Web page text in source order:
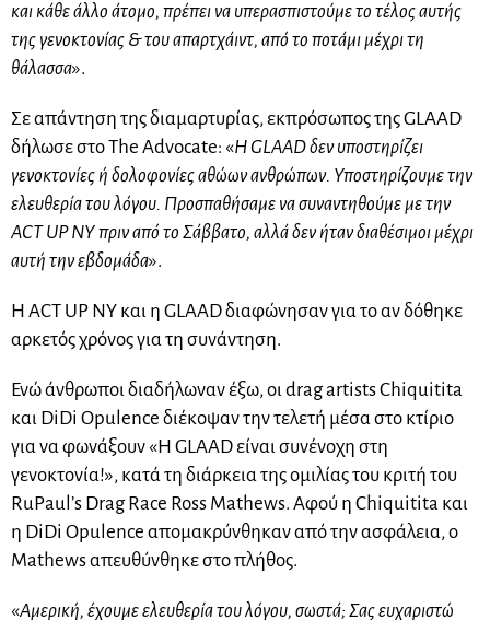
και κάθε άλλο άτομο, πρέπει να υπερασπιστούμε το τέλος αυτής
της γενοκτονίας & του απαρτχάιντ, από το ποτάμι μέχρι τη
θάλασσα».
Σε απάντηση της διαμαρτυρίας, εκπρόσωπος της GLAAD
δήλωσε στο The Advocate: «Η GLAAD δεν υποστηρίζει
γενοκτονίες ή δολοφονίες αθώων ανθρώπων. Υποστηρίζουμε την
ελευθερία του λόγου. Προσπαθήσαμε να συναντηθούμε με την
ACT UP NY πριν από το Σάββατο, αλλά δεν ήταν διαθέσιμοι μέχρι
αυτή την εβδομάδα».
Η ACT UP NY και η GLAAD διαφώνησαν για το αν δόθηκε
αρκετός χρόνος για τη συνάντηση.
Ενώ άνθρωποι διαδήλωναν έξω, οι drag artists Chiquitita
και DiDi Opulence διέκοψαν την τελετή μέσα στο κτίριο
για να φωνάξουν «Η GLAAD είναι συνένοχη στη
γενοκτονία!», κατά τη διάρκεια της ομιλίας του κριτή του
RuPaul’s Drag Race Ross Mathews. Αφού η Chiquitita και
η DiDi Opulence απομακρύνθηκαν από την ασφάλεια, ο
Mathews απευθύνθηκε στο πλήθος.
«Αμερική, έχουμε ελευθερία του λόγου, σωστά; Σας ευχαριστώ